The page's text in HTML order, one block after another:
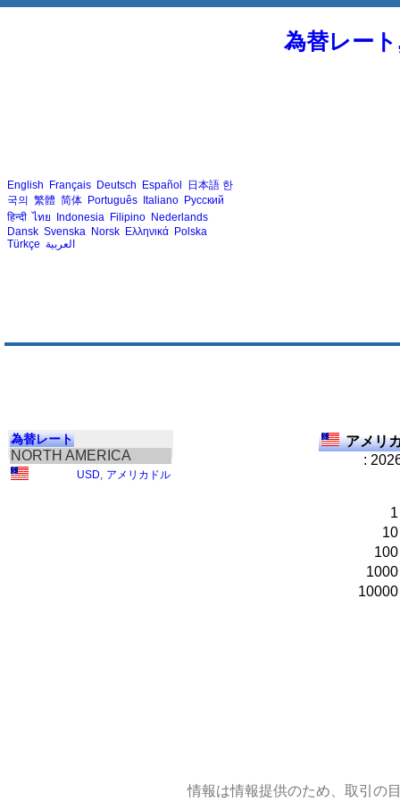
為替レー
English Français Deutsch Español 日本語 한
국의 繁體 简体 Português Italiano Русский
हिन्दी ไทย Indonesia Filipino Nederlands
Dansk Svenska Norsk Ελληνικά Polska
Türkçe العربية
為替レート
NORTH AMERICA
USD アメリカドル
アメリ
:
1
10
100
1000
10000
情報は情報提供のため、取引の